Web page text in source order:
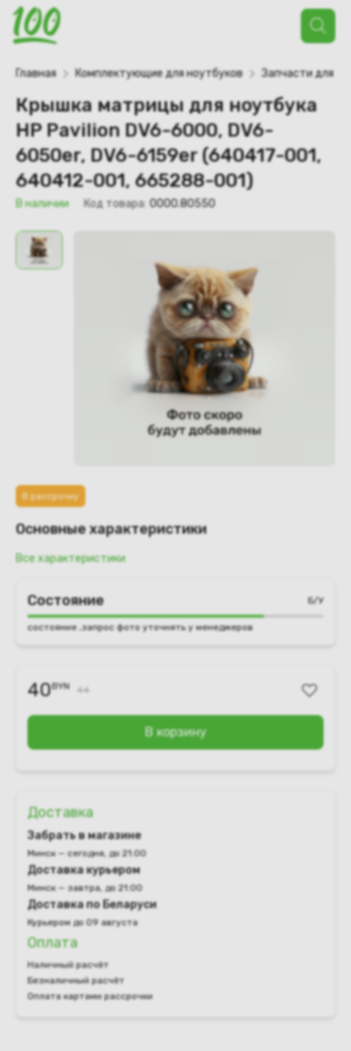
Поиск
товаров
Главная Комплектующие для ноутбуков Запчасти для
Крышка матрицы для ноутбука
HP Pavilion DV6-6000, DV6-
6050er, DV6-6159er (640417-001,
640412-001, 665288-001)
В наличии Код товара: 0000.80550
В рассрочку
Основные характеристики
Все характеристики
Состояние Б/У
состояние ,запрос фото уточнять у менеджеров
40BYN 44
В корзину
Доставка
Забрать в магазине
Минск — сегодня, до 21:00
Доставка курьером
Минск — завтра, до 21:00
Доставка по Беларуси
Курьером до 09 августа
Оплата
Наличный расчёт
Безналичный расчёт
Оплата картами рассрочки